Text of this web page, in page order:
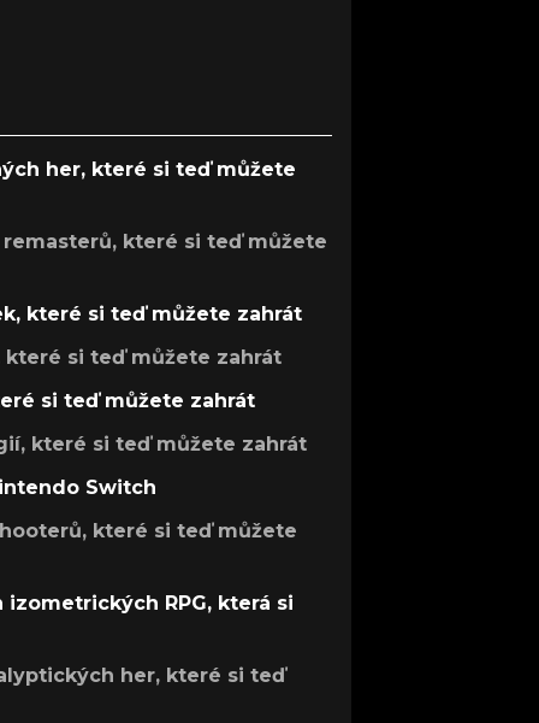
her, které si teď můžete
které si teď můžete
které si teď můžete zahrát
si teď můžete zahrát
si teď můžete zahrát
které si teď můžete zahrát
Switch
které si teď můžete
izometrických RPG, která si
her, které si teď